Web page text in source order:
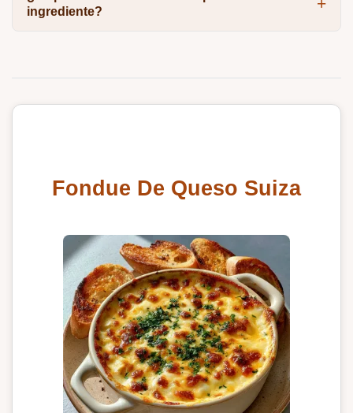
ingrediente?
Fondue De Queso Suiza